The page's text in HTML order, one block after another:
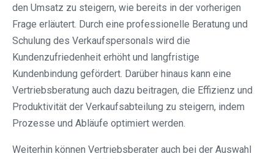
den Umsatz zu steigern, wie bereits in der vorherigen
Frage erläutert. Durch eine professionelle Beratung und
Schulung des Verkaufspersonals wird die
Kundenzufriedenheit erhöht und langfristige
Kundenbindung gefördert. Darüber hinaus kann eine
Vertriebsberatung auch dazu beitragen, die Effizienz und
Produktivität der Verkaufsabteilung zu steigern, indem
Prozesse und Abläufe optimiert werden.
Weiterhin können Vertriebsberater auch bei der Auswahl